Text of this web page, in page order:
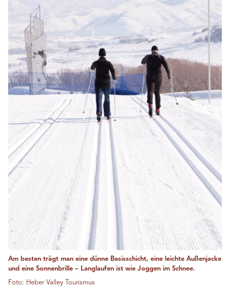
Am besten trägt man eine dünne Basisschicht, eine leichte Außenjacke
und eine Sonnenbrille – Langlaufen ist wie Joggen im Schnee.
Foto: Heber Valley Tourismus